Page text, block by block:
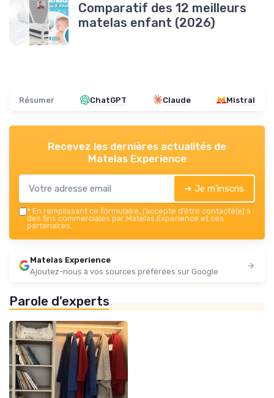
Comparatif des 12 meilleurs
matelas enfant (2026)
Résumer ChatGPT Claude Mistral
Recevez les dernières actualités de
Matelas Experience
➔ Je m'inscris
* En remplissant ce formulaire, j’accepte d’être contacté(e) à
des fins commerciales par Matelas Experience et ses
partenaires.
Matelas Experience
Ajoutez-nous à vos sources préférées sur Google
Parole d'experts